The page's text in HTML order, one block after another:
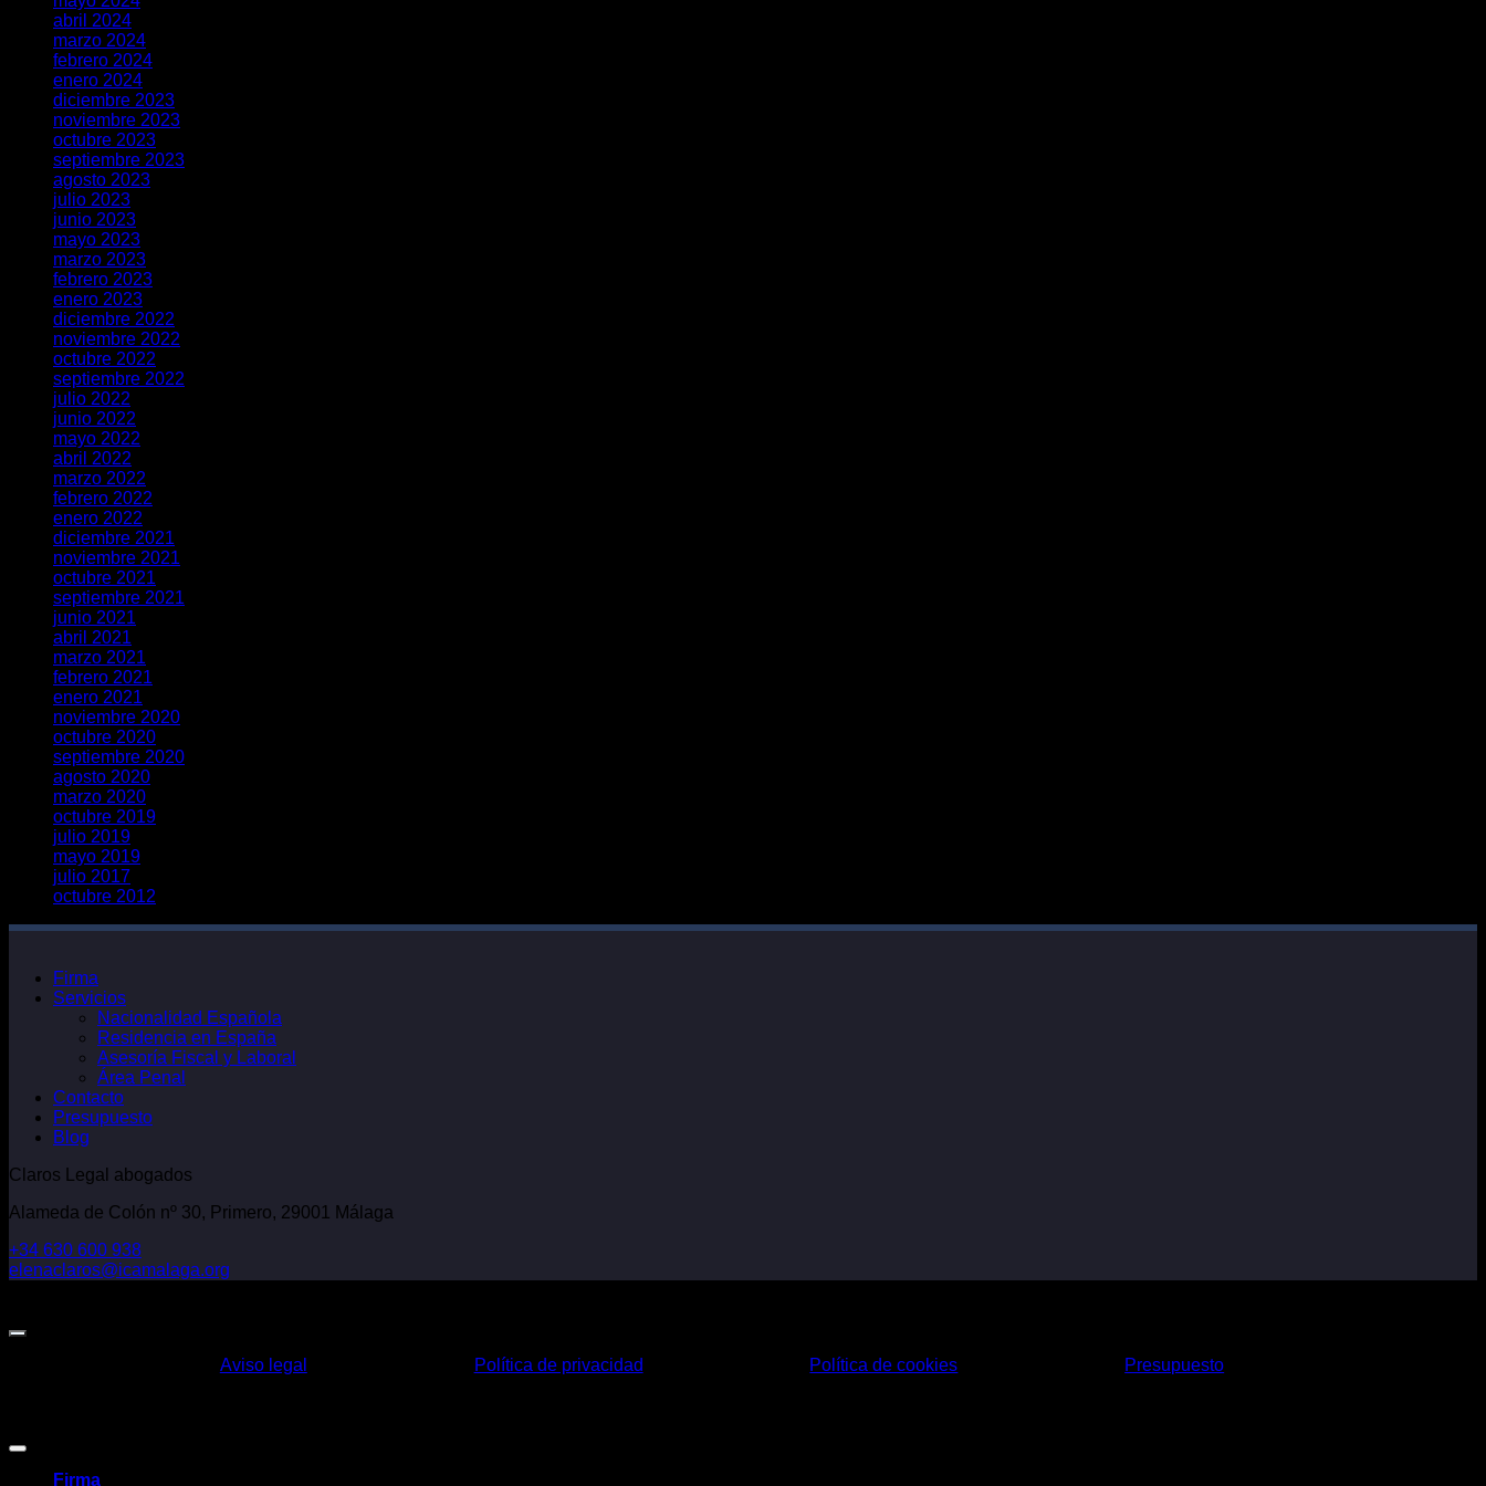
abril 2024
marzo 2024
febrero 2024
enero 2024
diciembre 2023
noviembre 2023
octubre 2023
septiembre 2023
agosto 2023
julio 2023
junio 2023
mayo 2023
marzo 2023
febrero 2023
enero 2023
diciembre 2022
noviembre 2022
octubre 2022
septiembre 2022
julio 2022
junio 2022
mayo 2022
abril 2022
marzo 2022
febrero 2022
enero 2022
diciembre 2021
noviembre 2021
octubre 2021
septiembre 2021
junio 2021
abril 2021
marzo 2021
febrero 2021
enero 2021
noviembre 2020
octubre 2020
septiembre 2020
agosto 2020
marzo 2020
octubre 2019
julio 2019
mayo 2019
julio 2017
octubre 2012
Firma
Servicios
Nacionalidad Española
Residencia en España
Asesoría Fiscal y Laboral
Área Penal
Contacto
Presupuesto
Blog
Claros Legal abogados
Alameda de Colón nº 30, Primero, 29001 Málaga
+34 630 600 938
elenaclaros@icamalaga.org
Aviso legal Política de privacidad Política de cookies Presupuesto
Firma